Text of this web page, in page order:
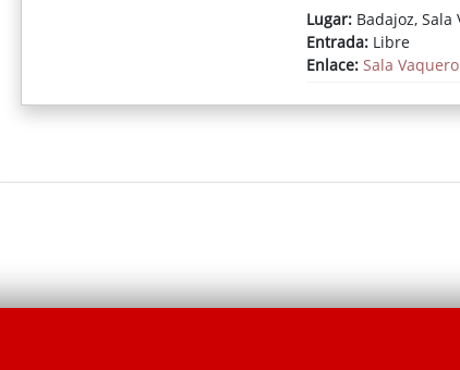
Accede a la noticia
Lugar:Badajoz, Sala
Entrada:Libre
Enlace: Sala